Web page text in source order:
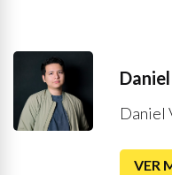
Daniel
VER